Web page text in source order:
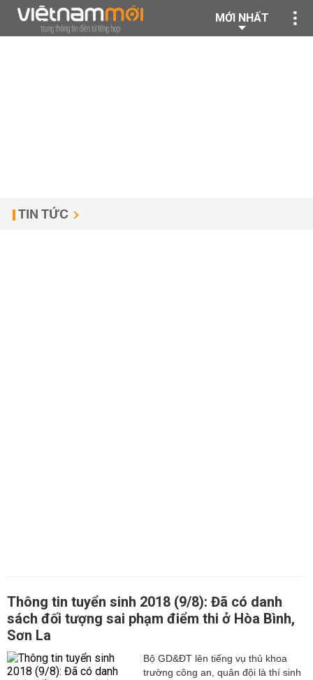
MỚI NHẤT
TIN TỨC
Thông tin tuyển sinh 2018 (9/8): Đã có danh
sách đối tượng sai phạm điểm thi ở Hòa Bình,
Sơn La
Bộ GD&ĐT lên tiếng vụ thủ khoa
trường công an, quân đội là thí sinh